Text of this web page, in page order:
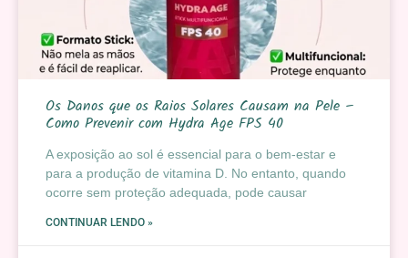
Os Danos que os Raios Solares Causam na Pele –
Como Prevenir com Hydra Age FPS 40
A exposição ao sol é essencial para o bem-estar e
para a produção de vitamina D. No entanto, quando
ocorre sem proteção adequada, pode causar
CONTINUAR LENDO »